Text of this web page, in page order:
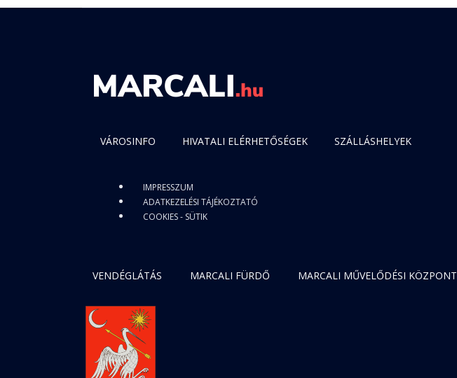
VÁROSINFO HIVATALI ELÉRHETŐSÉGEK SZÁLLÁSHELYEK
IMPRESSZUM
ADATKEZELÉSI TÁJÉKOZTATÓ
COOKIES - SÜTIK
VENDÉGLÁTÁS MARCALI FÜRDŐ MARCALI MŰVELŐDÉSI KÖZPONT